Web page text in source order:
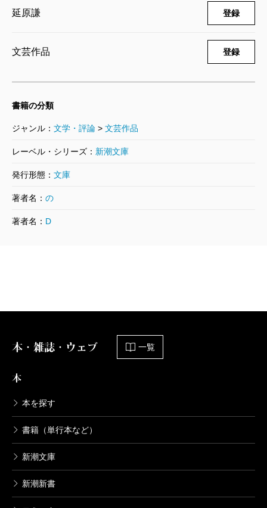
コナン・ドイル／著、延原謙／訳
シャーロック・ホームズの帰還
1953/04/20
延原謙 登録
文芸作品 登録
書籍の分類
ジャンル： 文学・評論 > 文芸作品
レーベル・シリーズ： 新潮文庫
発行形態： 文庫
著者名： の
著者名： D
本・雑誌・ウェブ 一覧
本
本を探す
書籍（単行本など）
新潮文庫
新潮新書